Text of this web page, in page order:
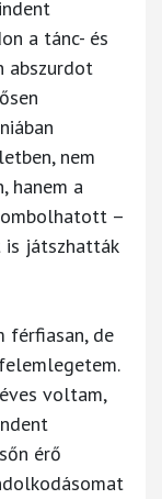
a tánc- és
abszurdot
nem
hanem a
–
is játszhatták
férfiasan, de
voltam,
érő